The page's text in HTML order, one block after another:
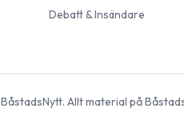
Debatt & Insändare
BåstadsNytt. Allt material på